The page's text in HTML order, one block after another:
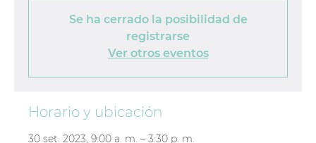
Se ha cerrado la posibilidad de
registrarse
Ver otros eventos
Horario y ubicación
30 set. 2023, 9:00 a. m. – 3:30 p. m.